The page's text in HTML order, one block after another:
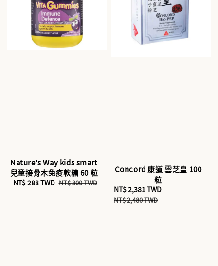
Nature's Way kids smart
兒童接骨木免疫軟糖 60 粒
Sale
NT$ 288 TWD Regular
NT$ 300 TWD
Concord 康道 雲芝皇 100
粒
Sale
price
NT$ 2,381 TWD
NT$ 2,480 TWD